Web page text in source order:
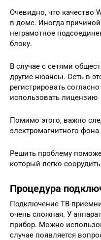
Очевидно, что качество
в доме. Иногда
неграмотное
блоку.
В случае с сетями
другие нюансы. Сеть в
регистрировать
использовать лицензию
Помимо этого, важно
электромагнитного
Решить проблему
который легко
Процедура
Подключение ТВ-
очень сложная. У
прибор. Можно
случае появляется